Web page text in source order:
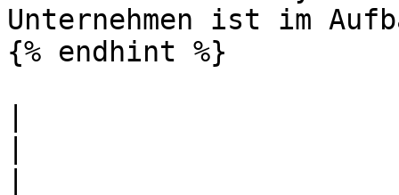
Unternehmen ist im
{% endhint %}